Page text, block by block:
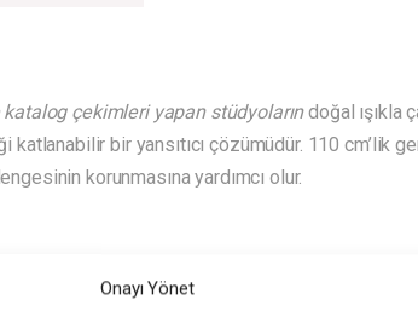
Onayı Yönet
çekimleri yapan stüdyolarındoğal ışıkla
bir yansıtıcı çözümüdür. 110 cm’lik
korunmasına yardımcı olur.
düşürülmesi amacıyla difüzör yüzeyle birlikte